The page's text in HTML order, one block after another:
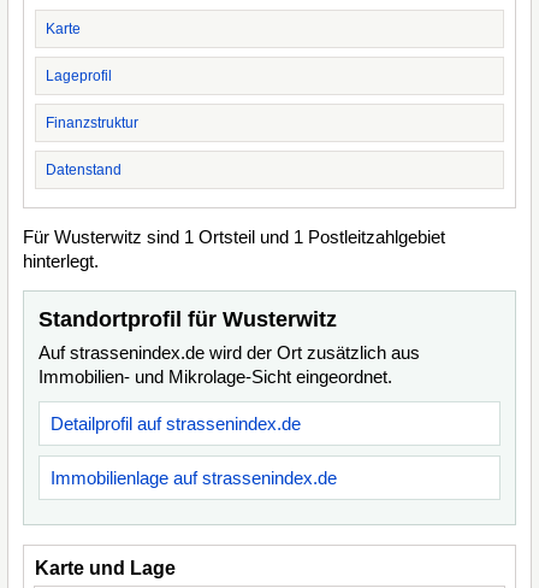
Karte
Lageprofil
Finanzstruktur
Datenstand
Für Wusterwitz sind 1 Ortsteil und 1 Postleitzahlgebiet
hinterlegt.
Standortprofil für Wusterwitz
Auf strassenindex.de wird der Ort zusätzlich aus
Immobilien- und Mikrolage-Sicht eingeordnet.
Detailprofil auf strassenindex.de
Immobilienlage auf strassenindex.de
Karte und Lage